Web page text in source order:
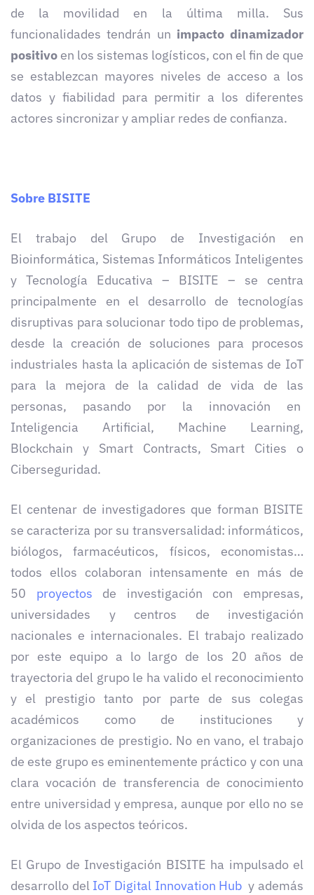
de la movilidad en la última milla. Sus
funcionalidades tendrán un impacto dinamizador
positivo en los sistemas logísticos, con el fin de que
se establezcan mayores niveles de acceso a los
datos y fiabilidad para permitir a los diferentes
actores sincronizar y ampliar redes de confianza.
Sobre BISITE
El trabajo del Grupo de Investigación en
Bioinformática, Sistemas Informáticos Inteligentes
y Tecnología Educativa – BISITE – se centra
principalmente en el desarrollo de tecnologías
disruptivas para solucionar todo tipo de problemas,
desde la creación de soluciones para procesos
industriales hasta la aplicación de sistemas de IoT
para la mejora de la calidad de vida de las
personas, pasando por la innovación en
Inteligencia Artificial, Machine Learning,
Blockchain y Smart Contracts, Smart Cities o
Ciberseguridad.
El centenar de investigadores que forman BISITE
se caracteriza por su transversalidad: informáticos,
biólogos, farmacéuticos, físicos, economistas…
todos ellos colaboran intensamente en más de
50 proyectos de investigación con empresas,
universidades y centros de investigación
nacionales e internacionales. El trabajo realizado
por este equipo a lo largo de los 20 años de
trayectoria del grupo le ha valido el reconocimiento
y el prestigio tanto por parte de sus colegas
académicos como de instituciones y
organizaciones de prestigio. No en vano, el trabajo
de este grupo es eminentemente práctico y con una
clara vocación de transferencia de conocimiento
entre universidad y empresa, aunque por ello no se
olvida de los aspectos teóricos.
El Grupo de Investigación BISITE ha impulsado el
desarrollo del IoT Digital Innovation Hub y además